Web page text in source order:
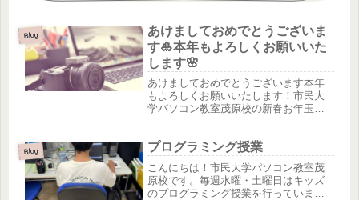
Blog
あけましておめでとうございま
す🎍本年もよろしくお願いいた
します🌸
あけましておめでとうございます本年
もよろしくお願いいたします！市民大
学パソコン教室茂原校の新春お年玉企
是非！新年の営業は5日(水)からお問合
せお待ちしています🎍
Blog プログラミング授業
こんにちは！市民大学パソコン教室茂
原校です。毎週水曜・土曜日はキッズ
のプログラミング授業を行っていま